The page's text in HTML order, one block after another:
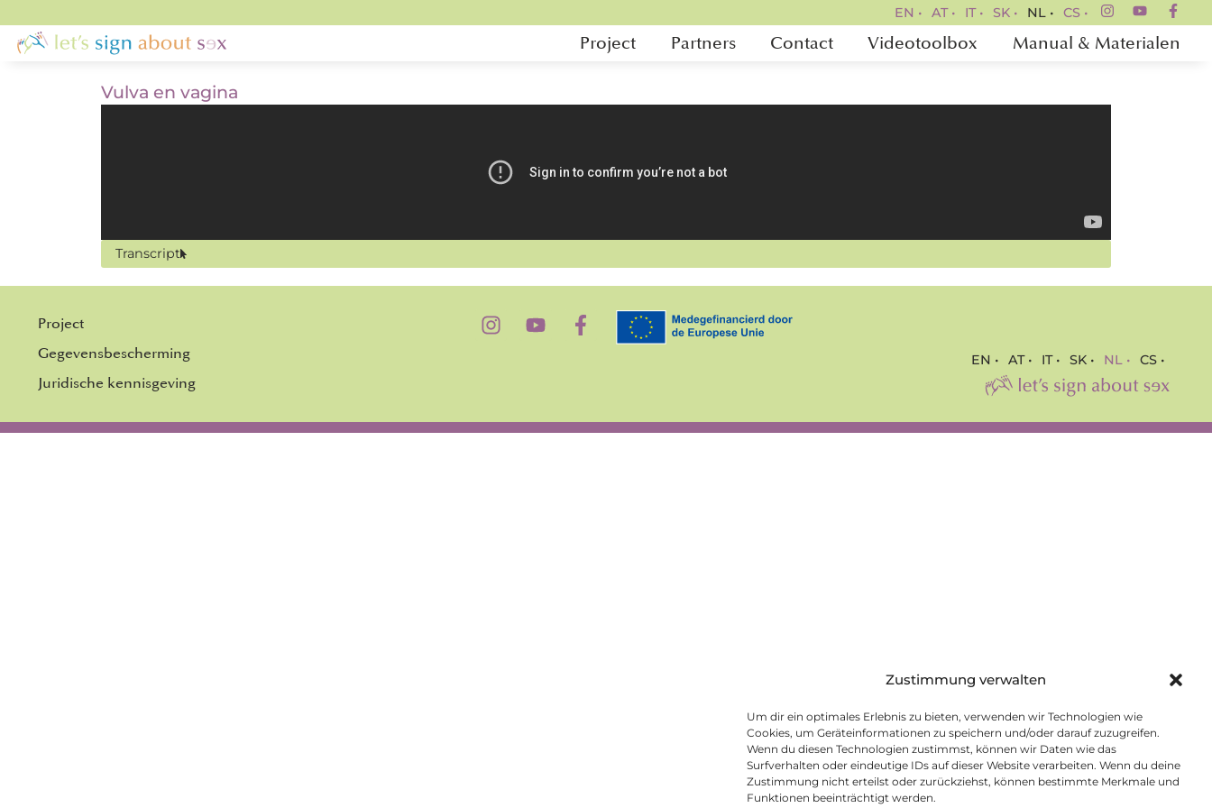
Zustimmung verwalten
Um dir ein optimales Erlebnis zu bieten, verwenden wir Technologien wie
Cookies, um Geräteinformationen zu speichern und/oder darauf zuzugreifen.
Wenn du diesen Technologien zustimmst, können wir Daten wie das
Surfverhalten oder eindeutige IDs auf dieser Website verarbeiten. Wenn du deine
Zustimmung nicht erteilst oder zurückziehst, können bestimmte Merkmale und
Funktionen beeinträchtigt werden.
EN • AT • IT • SK • NL • CS •
Project Partners Contact Videotoolbox Manual & Materialen
Vulva en vagina
Transcript
Project
Gegevensbescherming
Juridische kennisgeving
EN • AT • IT • SK • NL • CS •